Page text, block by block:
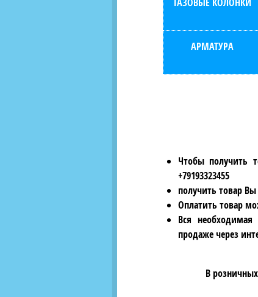
АРМАТУРА
Чтобы получить
+79193323455
получить товар
Оплатить товар
Вся
продаже через
В